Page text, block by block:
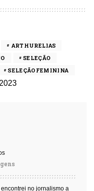
ARTHURELIAS
SELEÇÃO
SELEÇÃOFEMININA
no jornalismo a